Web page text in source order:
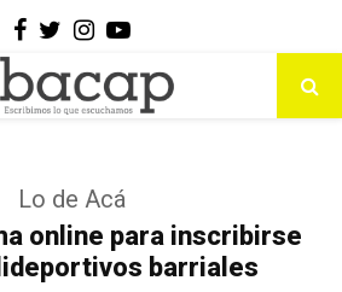
Facebook
Twitter
Instagram
Youtube
Lo de Acá
online para inscribirse
barriales